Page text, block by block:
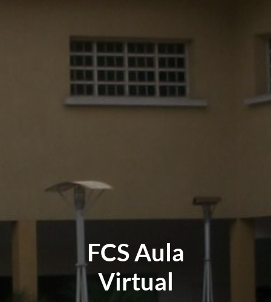
FCS Aula
Virtual